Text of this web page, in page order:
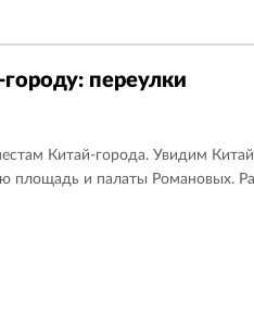
переулки
Китай-города. Увидим
площадь и палаты Романовых.